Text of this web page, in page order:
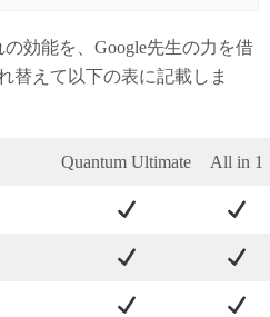
効能を、Google先生の力を借
替えて以下の表に記載しま
Quantum Ultimate All in 1